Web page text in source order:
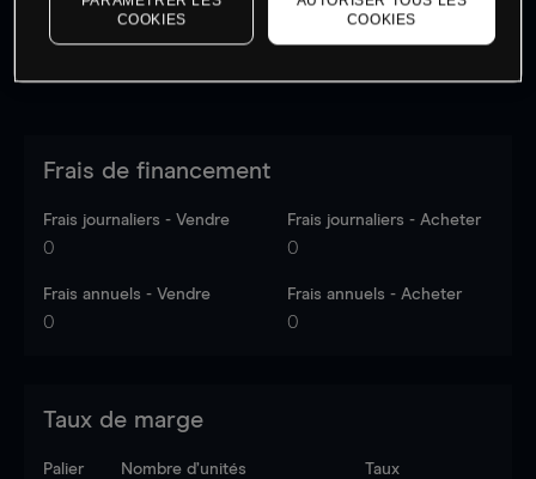
Frais de financement
Frais journaliers - Vendre
0
Frais journaliers - Acheter
0
Frais annuels - Vendre
0
Frais annuels - Acheter
0
Taux de marge
Palier Nombre d’unités Taux
COOKIES
COOKIES